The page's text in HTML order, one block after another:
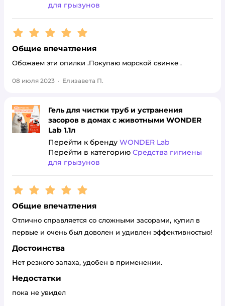
для грызунов
Рейтинг:5
Общие впечатления
Обожаем эти опилки .Покупаю морской свинке .
08 июля 2023 · Елизавета П.
Гель для чистки труб и устранения
засоров в домах с животными WONDER
Lab 1.1л
Перейти к бренду WONDER Lab
Перейти в категорию Средства гигиены
для грызунов
Рейтинг:5
Общие впечатления
Отлично справляется со сложными засорами, купил в
первые и очень был доволен и удивлен эффективностью!
Достоинства
Нет резкого запаха, удобен в применении.
Недостатки
пока не увидел